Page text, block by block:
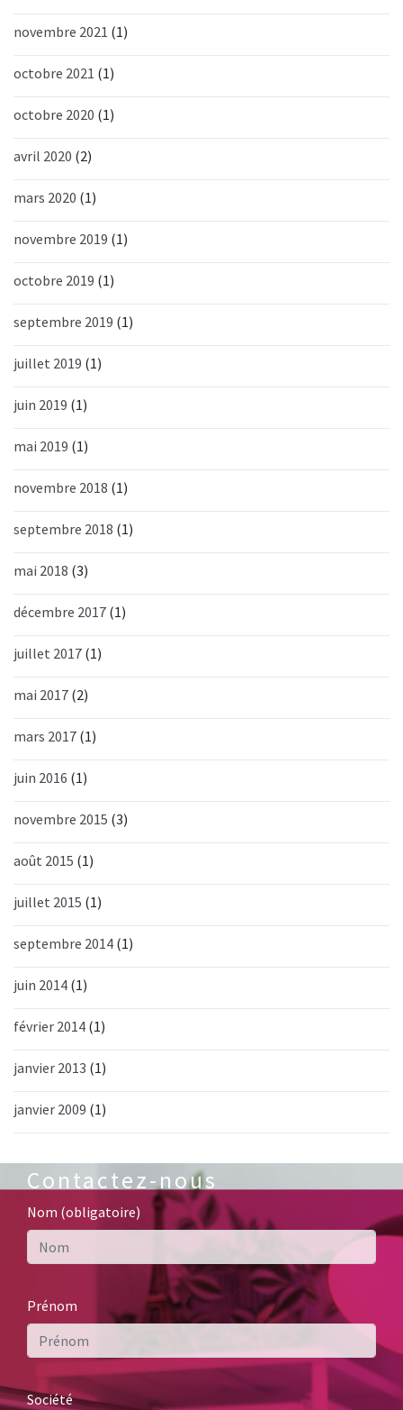
novembre 2021 (1)
octobre 2021 (1)
octobre 2020 (1)
avril 2020 (2)
mars 2020 (1)
novembre 2019 (1)
octobre 2019 (1)
septembre 2019 (1)
juillet 2019 (1)
juin 2019 (1)
mai 2019 (1)
novembre 2018 (1)
septembre 2018 (1)
mai 2018 (3)
décembre 2017 (1)
juillet 2017 (1)
mai 2017 (2)
mars 2017 (1)
juin 2016 (1)
novembre 2015 (3)
août 2015 (1)
juillet 2015 (1)
septembre 2014 (1)
juin 2014 (1)
février 2014 (1)
janvier 2013 (1)
janvier 2009 (1)
Contactez-nous
Nom (obligatoire)
Prénom
Société